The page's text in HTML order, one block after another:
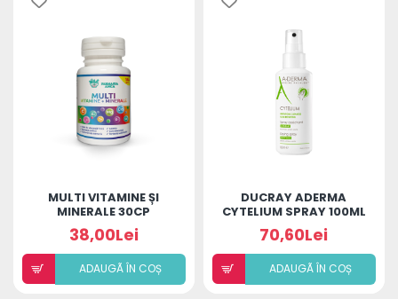
MULTI VITAMINE ȘI
MINERALE 30CP
38,00Lei
ADAUGÃ ÎN COȘ
DUCRAY ADERMA
CYTELIUM SPRAY 100ML
70,60Lei
ADAUGÃ ÎN COȘ